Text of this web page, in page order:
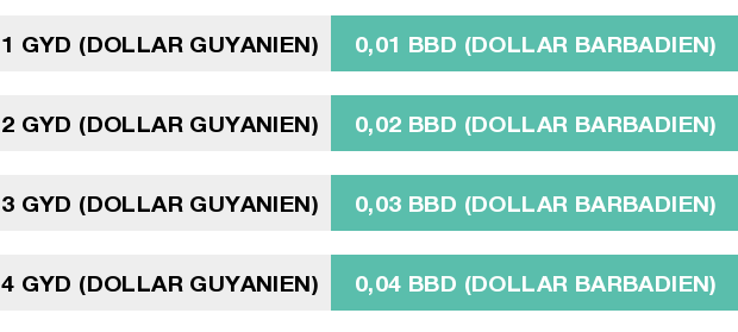
1 GYD (DOLLAR GUYANIEN) 0,01 BBD (DOLLAR BARBADIEN)
2 GYD (DOLLAR GUYANIEN) 0,02 BBD (DOLLAR BARBADIEN)
3 GYD (DOLLAR GUYANIEN) 0,03 BBD (DOLLAR BARBADIEN)
4 GYD (DOLLAR GUYANIEN) 0,04 BBD (DOLLAR BARBADIEN)